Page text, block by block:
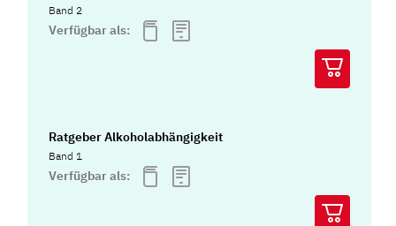
Band 2
Verfügbar als:
Ratgeber Alkoholabhängigkeit
Band 1
Verfügbar als: